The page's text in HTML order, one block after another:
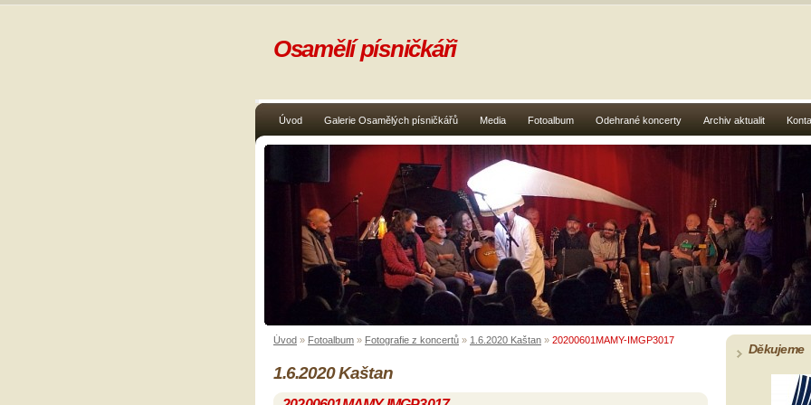
Úvod Galerie Osamělých písničkářů Media Fotoalbum Odehrané koncerty Archiv aktualit
Osamělí písničkáři
Úvod » Fotoalbum » Fotografie z koncertů » 1.6.2020 Kaštan » 20200601MAMY-IMGP3017
1.6.2020 Kaštan
Děkujeme